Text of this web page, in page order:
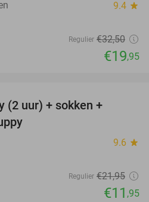
9.4 star
Regulier €32,50
€19,95
(2 uur) + sokken +
9.6 star
Regulier €21,95
€11 ,95